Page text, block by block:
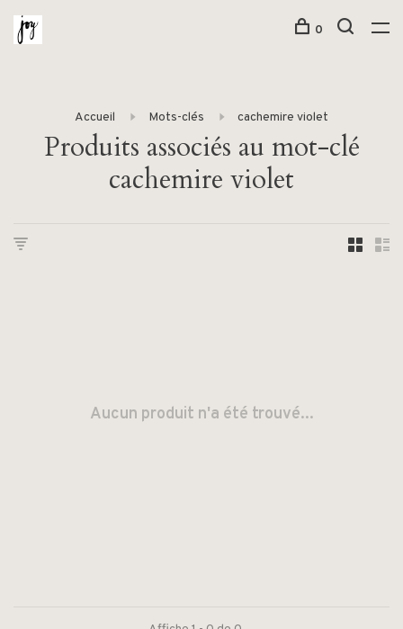
0
Accueil Mots-clés cachemire violet
Produits associés au mot-clé
cachemire violet
Aucun produit n'a été trouvé...